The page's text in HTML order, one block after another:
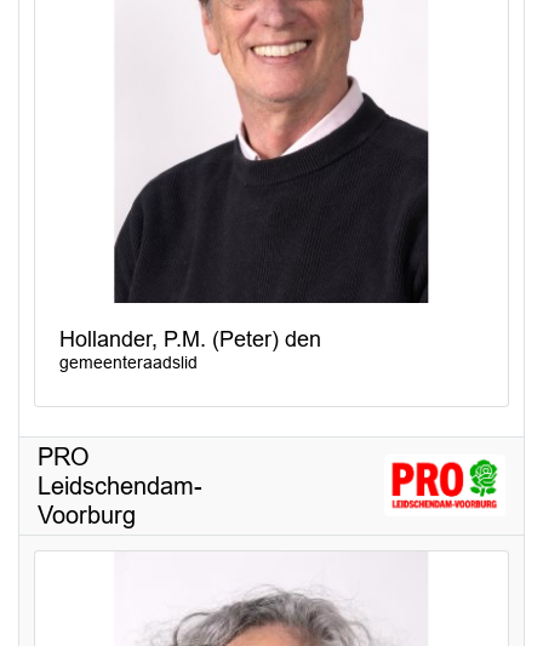
Hollander, P.M. (Peter) den
gemeenteraadslid
PRO
Leidschendam-
Voorburg